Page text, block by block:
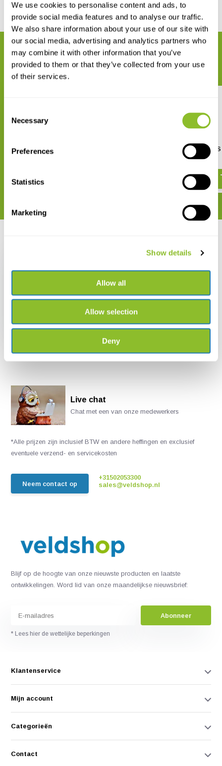
We use cookies to personalise content and ads, to
provide social media features and to analyse our traffic.
We also share information about your use of our site with
our social media, advertising and analytics partners who
may combine it with other information that you’ve
provided to them or that they’ve collected from your use
of their services.
Selection
Necessary
Preferences
Statistics
Marketing
Show details
Allow all
Allow selection
Deny
Delen
GERELATEERDE PRODUCTEN
Maak uw bestelling compleet
Insectenspeld Zwart Insectenspeld RVS
€ 4,57
Live chat
Chat met een van onze medewerkers
*Alle prijzen zijn inclusief BTW en andere heffingen en exclusief
eventuele verzend- en servicekosten
Neem contact op
+31502053300
sales@veldshop.nl
Blijf op de hoogte van onze nieuwste producten en laatste
ontwikkelingen. Word lid van onze maandelijkse nieuwsbrief:
Abonneer
* Lees hier de wettelijke beperkingen
Klantenservice
Mijn account
Categorieën
Contact